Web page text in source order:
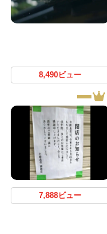
8,490ビュー
7,888ビュー